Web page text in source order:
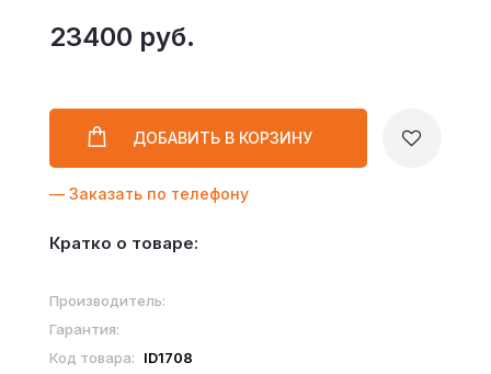
23400 руб.
ДОБАВИТЬ В КОРЗИНУ
— Заказать по телефону
Кратко о товаре:
Производитель:
Гарантия:
Код товара:
ID1708